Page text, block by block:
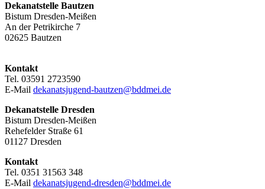
Dekanatstelle Bautzen
Bistum Dresden-Meißen
An der Petrikirche 7
02625 Bautzen
Kontakt
Tel. 03591 2723590
E-Mail dekanatsjugend-bautzen@bddmei.de
Dekanatstelle Dresden
Bistum Dresden-Meißen
Rehefelder Straße 61
01127 Dresden
Kontakt
Tel. 0351 31563 348
E-Mail dekanatsjugend-dresden@bddmei.de